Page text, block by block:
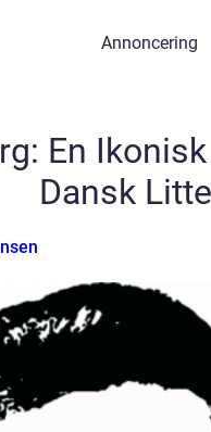
Annoncering
En
Dansk